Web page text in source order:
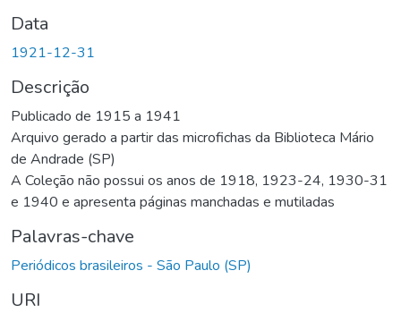
Data
1921-12-31
Descrição
Publicado de 1915 a 1941
Arquivo gerado a partir das microfichas da Biblioteca Mário
de Andrade (SP)
A Coleção não possui os anos de 1918, 1923-24, 1930-31
e 1940 e apresenta páginas manchadas e mutiladas
Palavras-chave
Periódicos brasileiros - São Paulo (SP)
URI